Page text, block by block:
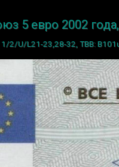
5 евро 2002
1/2/U/L21-23,28-32, TBB: